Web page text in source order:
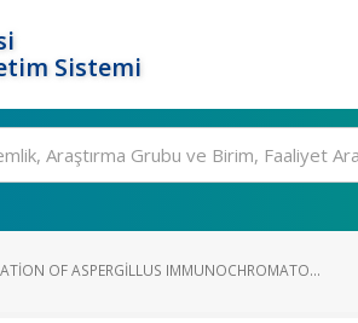
Sistemi
OF ASPERGILLUS IMMUNOCHROMATO...